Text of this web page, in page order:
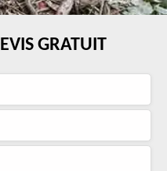
GRATUIT